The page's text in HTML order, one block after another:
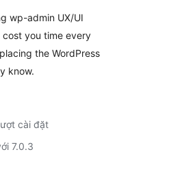
wp-admin UX/UI
you time every
the WordPress
know.
cài đặt
7.0.3